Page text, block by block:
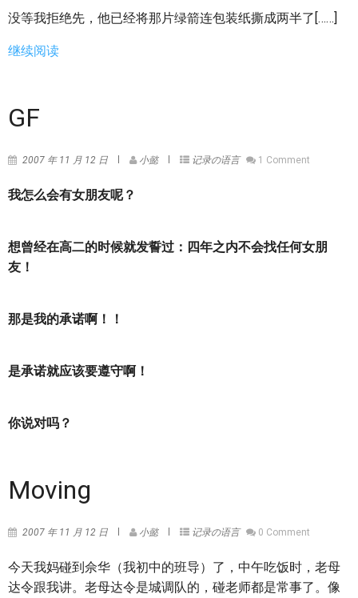
没等我拒绝先，他已经将那片绿箭连包装纸撕成两半了[……]
继续阅读
GF
2007 年 11 月 12 日 小懿 记录の语言 1 Comment
我怎么会有女朋友呢？
想曾经在高二的时候就发誓过：四年之内不会找任何女朋
友！
那是我的承诺啊！！
是承诺就应该要遵守啊！
你说对吗？
Moving
2007 年 11 月 12 日 小懿 记录の语言 0 Comment
今天我妈碰到佘华（我初中的班导）了，中午吃饭时，老母
达令跟我讲。老母达令是城调队的，碰老师都是常事了。像